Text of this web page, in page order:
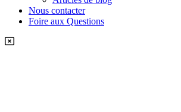
Nous contacter
Foire aux Questions